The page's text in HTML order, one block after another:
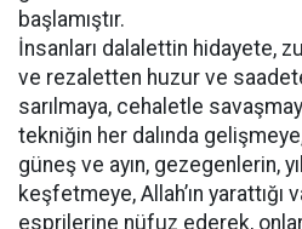
başlamıştır.
İnsanları dalalettin hidayete,
ve rezaletten huzur ve
sarılmaya, cehaletle
tekniğin her dalında gelişmeye,
güneş ve ayın, gezegenlerin,
keşfetmeye, Allah’ın yarattığı
esprilerine nüfuz ederek,